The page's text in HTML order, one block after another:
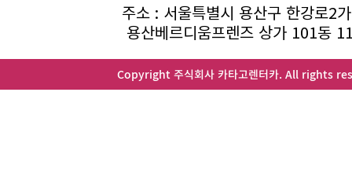
주소 : 서울특별시 용산구 한강로2
용산베르디움프렌즈 상가 101동
Copyright 주식회사 카타고렌터카. All rights